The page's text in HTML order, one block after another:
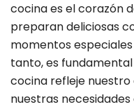
cocina es el corazón
preparan deliciosas
momentos
tanto, es
cocina refleje
nuestras necesidades